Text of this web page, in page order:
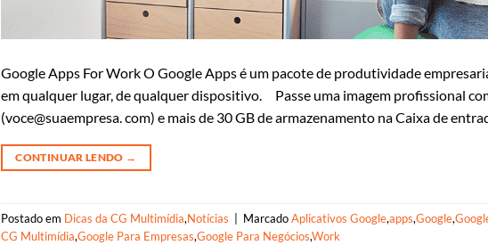
Google Apps For Work O Google Apps é um pacote de produtividade
em qualquer lugar, de qualquer dispositivo. Passe uma imagem profissional
(voce@suaempresa. com) e mais de 30 GB de armazenamento na Caixa de
CONTINUAR LENDO →
Postado em Dicas da CG Multimídia,Notícias MarcadoAplicativos Google,apps,Google,
CG Multimídia,Google Para Empresas,Google Para Negócios,Work